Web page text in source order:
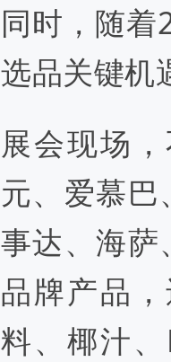
同时，随着
选品关键机
展会现场
元、爱慕
事达、海萨
品牌产品
料、椰汁、